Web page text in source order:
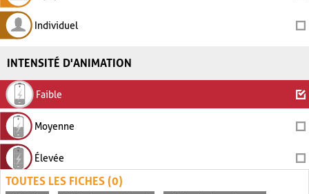
Individuel
INTENSITÉ D'ANIMATION
Faible
Moyenne
Élevée
TOUTES LES FICHES (0)